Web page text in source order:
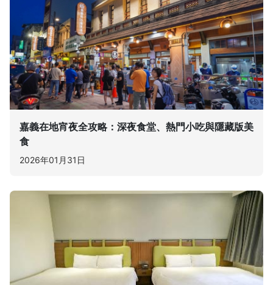
嘉義在地宵夜全攻略：深夜食堂、熱門小吃與隱藏版美
食
2026年01月31日